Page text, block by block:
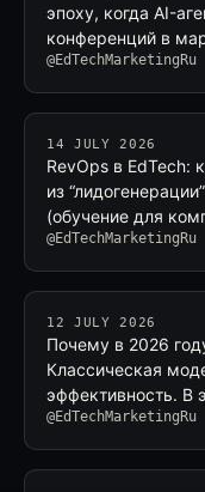
эпоху, когда AI-
конференций в
@EdTechMarketingRu
14 JULY 2026
RevOps в EdTech:
из
(обучение для
@EdTechMarketingRu
12 JULY 2026
Почему в 2026
Классическая
эффективность. В
@EdTechMarketingRu